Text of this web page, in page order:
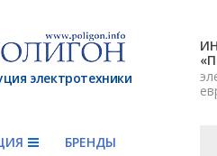
электротехники
БРЕНДЫ